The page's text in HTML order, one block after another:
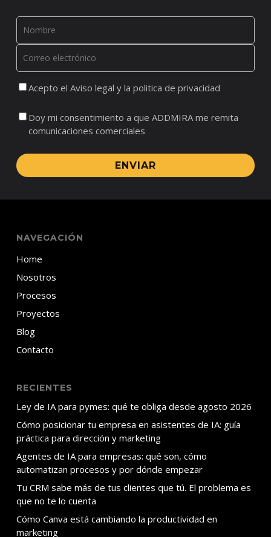
Acepto el Aviso legal y la politica de privacidad
Doy mi consentimiento a que ADDMIRA me remita
comunicaciones comerciales
ENVIAR
NAVEGACIÓN
Home
Nosotros
Procesos
Proyectos
Blog
Contacto
RECIENTES
Ley de IA para pymes: qué te obliga desde agosto 2026
Cómo posicionar tu empresa en asistentes de IA: guía
práctica para dirección y marketing
Agentes de IA para empresas: qué son, cómo
automatizan procesos y por dónde empezar
Tu CRM sabe más de tus clientes que tú. El problema es
que no te lo cuenta
Cómo Canva está cambiando la productividad en
marketing